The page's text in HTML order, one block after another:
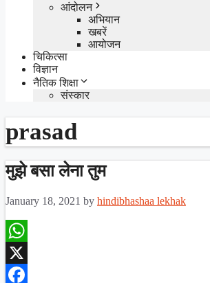
आंदोलन
अभियान
खबरें
आयोजन
चिकित्सा
विज्ञान
नैतिक शिक्षा
संस्कार
prasad
मुझे बसा लेना तुम
January 18, 2021 by hindibhashaa lekhak
WhatsApp
X